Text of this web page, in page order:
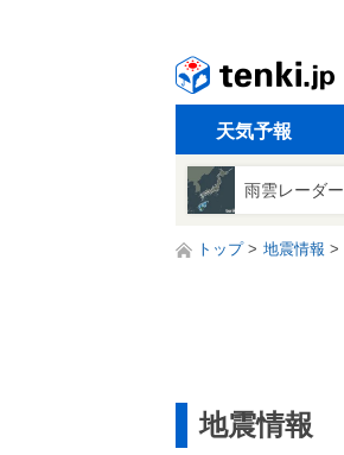
天気予報
雨雲レーダー
トップ 地震情報
地震情報